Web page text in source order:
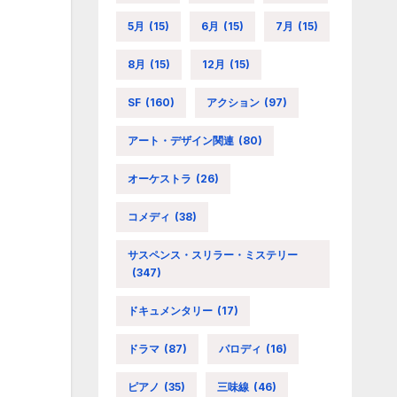
5月 (15) 6月 (15) 7月 (15)
8月 (15) 12月 (15)
SF (160) アクション (97)
アート・デザイン関連 (80)
オーケストラ (26)
コメディ (38)
サスペンス・スリラー・ミステリー
(347)
ドキュメンタリー (17)
ドラマ (87) パロディ (16)
ピアノ (35) 三味線 (46)